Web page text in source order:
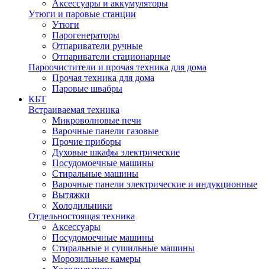
Аксессуары и аккумуляторы
Утюги и паровые станции
Утюги
Парогенераторы
Отпариватели ручные
Отпариватели стационарные
Пароочистители и прочая техника для дома
Прочая техника для дома
Паровые швабры
КБТ
Встраиваемая техника
Микроволновые печи
Варочные панели газовые
Прочие приборы
Духовые шкафы электрические
Посудомоечные машины
Стиральные машины
Варочные панели электрические и индукционные
Вытяжки
Холодильники
Отдельностоящая техника
Аксессуары
Посудомоечные машины
Стиральные и сушильные машины
Морозильные камеры